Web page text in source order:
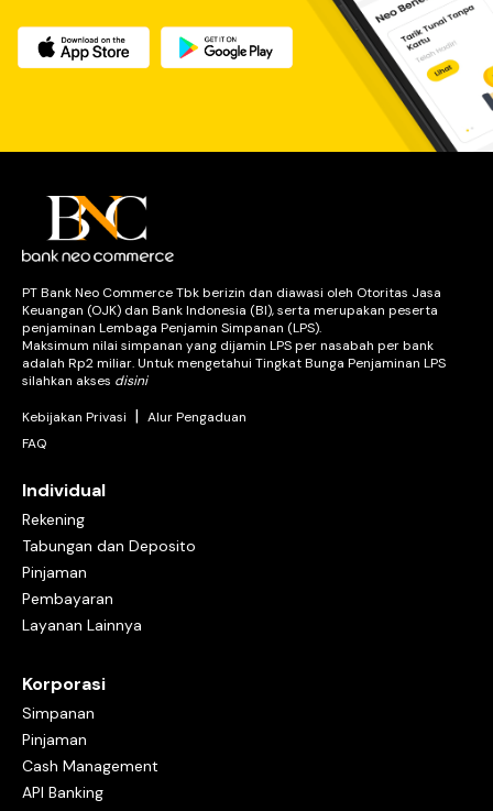
PT Bank Neo Commerce Tbk berizin dan diawasi oleh Otoritas Jasa
Keuangan (OJK) dan Bank Indonesia (BI), serta merupakan peserta
penjaminan Lembaga Penjamin Simpanan (LPS).
Maksimum nilai simpanan yang dijamin LPS per nasabah per bank
adalah Rp2 miliar. Untuk mengetahui Tingkat Bunga Penjaminan LPS
silahkan akses disini
Kebijakan Privasi | Alur Pengaduan
FAQ
Individual
Rekening
Tabungan dan Deposito
Pinjaman
Pembayaran
Layanan Lainnya
Korporasi
Simpanan
Pinjaman
Cash Management
API Banking